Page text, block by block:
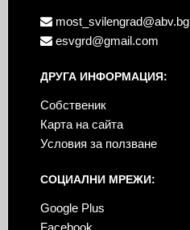
most_svilengrad@abv.bg
esvgrd@gmail.com
ДРУГА ИНФОРМАЦИЯ:
Собственик
Карта на сайта
Условия за ползване
СОЦИАЛНИ МРЕЖИ:
Google Plus
Facebook